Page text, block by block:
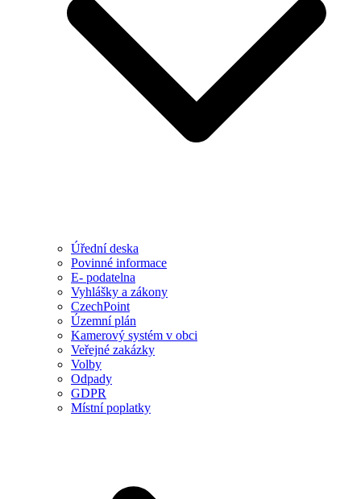
Úřední deska
Povinné informace
E- podatelna
Vyhlášky a zákony
CzechPoint
Územní plán
Kamerový systém v obci
Veřejné zakázky
Volby
Odpady
GDPR
Místní poplatky